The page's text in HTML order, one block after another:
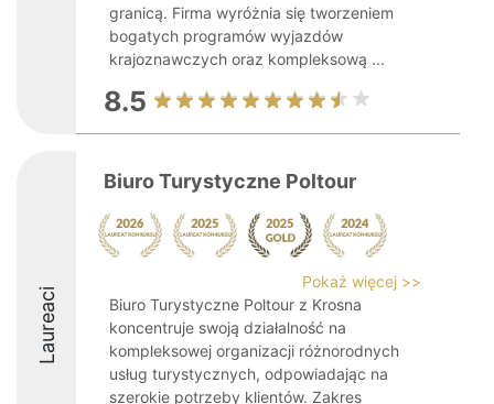
granicą. Firma wyróżnia się tworzeniem
bogatych programów wyjazdów
krajoznawczych oraz kompleksową ...
8.5
Laureaci
Biuro Turystyczne Poltour
Pokaż więcej >>
Biuro Turystyczne Poltour z Krosna
koncentruje swoją działalność na
kompleksowej organizacji różnorodnych
usług turystycznych, odpowiadając na
szerokie potrzeby klientów. Zakres